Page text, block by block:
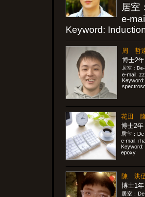
居室
e-
Keyword:
周 哲
博士2年
居室：
e-mail:
花田 隆
博士2年
居室：
e-mail:
Keyword:
epoxy
陳 洪
博士1年
居室：